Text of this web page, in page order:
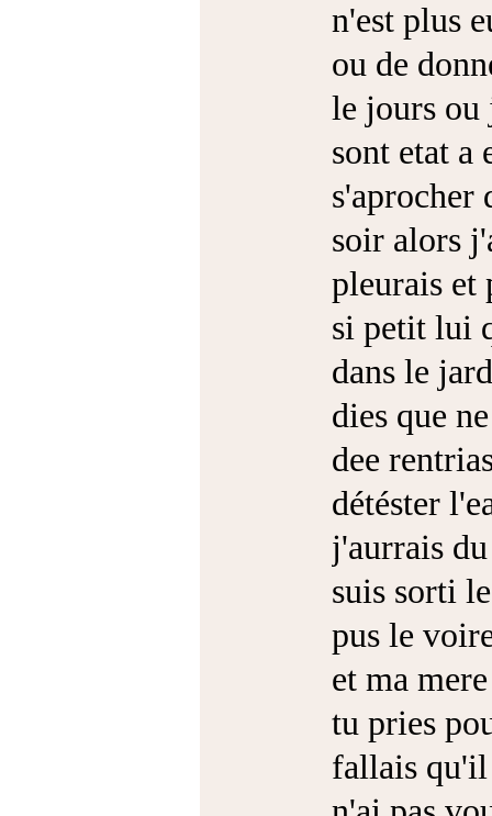
n'est plus
ou de
le jours ou
sont etat a
soir alors
pleurais et
si petit lui
dans le
dies que
dee
détéster
j'aurrais
suis sorti
pus le
et ma
tu pries
fallais qu'il